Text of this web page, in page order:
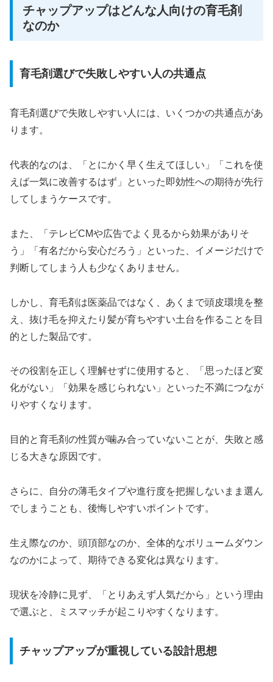
チャップアップはどんな人向けの育毛剤
なのか
育毛剤選びで失敗しやすい人の共通点
育毛剤選びで失敗しやすい人には、いくつかの共通点があ
ります。
代表的なのは、「とにかく早く生えてほしい」「これを使
えば一気に改善するはず」といった即効性への期待が先行
してしまうケースです。
また、「テレビCMや広告でよく見るから効果がありそ
う」「有名だから安心だろう」といった、イメージだけで
判断してしまう人も少なくありません。
しかし、育毛剤は医薬品ではなく、あくまで頭皮環境を整
え、抜け毛を抑えたり髪が育ちやすい土台を作ることを目
的とした製品です。
その役割を正しく理解せずに使用すると、「思ったほど変
化がない」「効果を感じられない」といった不満につなが
りやすくなります。
目的と育毛剤の性質が噛み合っていないことが、失敗と感
じる大きな原因です。
さらに、自分の薄毛タイプや進行度を把握しないまま選ん
でしまうことも、後悔しやすいポイントです。
生え際なのか、頭頂部なのか、全体的なボリュームダウン
なのかによって、期待できる変化は異なります。
現状を冷静に見ず、「とりあえず人気だから」という理由
で選ぶと、ミスマッチが起こりやすくなります。
チャップアップが重視している設計思想